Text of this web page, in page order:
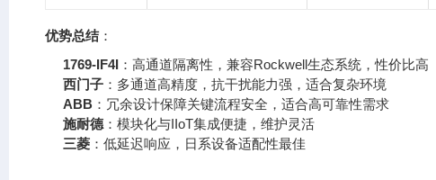
优势总结：
1769-IF4I ：高通道隔离性，兼容Rockwell生态系统，性价比高
西门子 ：多通道高精度，抗干扰能力强，适合复杂环境
ABB ：冗余设计保障关键流程安全，适合高可靠性需求
施耐德 ：模块化与IIoT集成便捷，维护灵活
三菱 ：低延迟响应，日系设备适配性最佳